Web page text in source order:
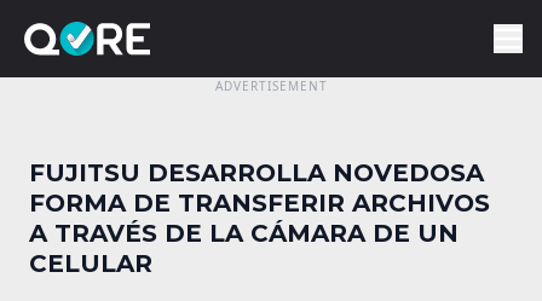
FUJITSU DESARROLLA NOVEDOSA
FORMA DE TRANSFERIR ARCHIVOS
A TRAVÉS DE LA CÁMARA DE UN
CELULAR